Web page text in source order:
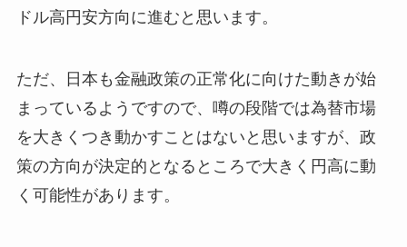
ドル高円安方向に進むと思います。
ただ、日本も金融政策の正常化に向けた動きが始
まっているようですので、噂の段階では為替市場
を大きくつき動かすことはないと思いますが、政
策の方向が決定的となるところで大きく円高に動
く可能性があります。